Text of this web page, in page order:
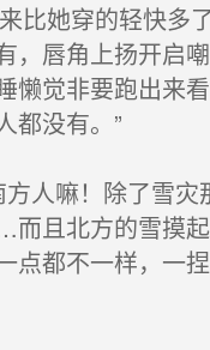
比她穿的轻快多
，唇角上扬开启
懒觉非要跑出来
都没有。”
人嘛！除了雪灾
且北方的雪摸起
点都不一样，一捏